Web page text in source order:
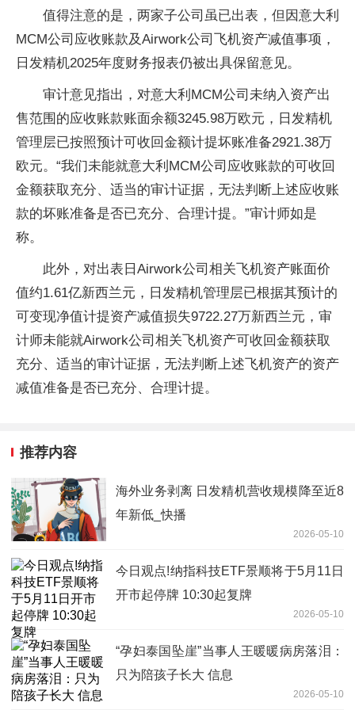
值得注意的是，两家子公司虽已出表，但因意大利
MCM公司应收账款及Airwork公司飞机资产减值事项，
日发精机2025年度财务报表仍被出具保留意见。
审计意见指出，对意大利MCM公司未纳入资产出
售范围的应收账款账面余额3245.98万欧元，日发精机
管理层已按照预计可收回金额计提坏账准备2921.38万
欧元。“我们未能就意大利MCM公司应收账款的可收回
金额获取充分、适当的审计证据，无法判断上述应收账
款的坏账准备是否已充分、合理计提。”审计师如是
称。
此外，对出表日Airwork公司相关飞机资产账面价
值约1.61亿新西兰元，日发精机管理层已根据其预计的
可变现净值计提资产减值损失9722.27万新西兰元，审
计师未能就Airwork公司相关飞机资产可收回金额获取
充分、适当的审计证据，无法判断上述飞机资产的资产
减值准备是否已充分、合理计提。
推荐内容
海外业务剥离 日发精机营收规模降至近8
年新低_快播
2026-05-10
今日观点!纳指科技ETF景顺将于5月11日
开市起停牌 10:30起复牌
2026-05-10
“孕妇泰国坠崖”当事人王暖暖病房落泪：
只为陪孩子长大 信息
2026-05-10